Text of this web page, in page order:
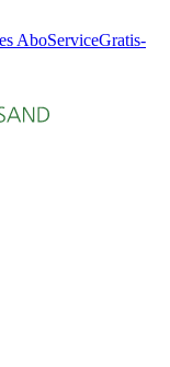
AboServiceGratis-